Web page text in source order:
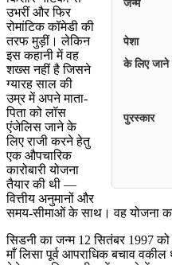
जन्म
पेशा
के लिए जाने
पुरस्कार
उभरीं और फिर
रोमांटिक कॉमेडी की
तरफ मुड़ीं। लेकिन
इस कहानी में वह
शख्स नहीं है जिसने
ग्यारह साल की
उम्र में अपने माता-
पिता को लॉस
एंजेलिस जाने के
लिए राजी करने हेतु
एक औपचारिक
कारोबारी योजना
तैयार की थी —
वित्तीय अनुमानों और
समय-सीमाओं के साथ। वह योजना
सिडनी का जन्म 12 सितंबर 1997
माँ लिसा पूर्व आपराधिक बचाव वकील